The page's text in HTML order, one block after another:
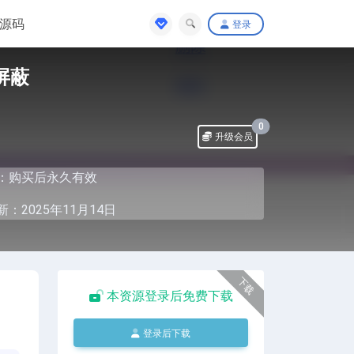
码 登录
蔽
升级会员
0
购买后永久有效
：2025年11月14日
下载
本资源登录后免费下载
登录后下载